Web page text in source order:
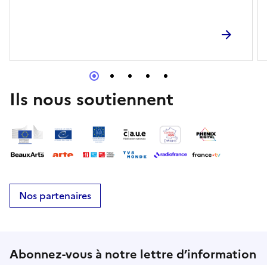
Ils nous soutiennent
Nos partenaires
Abonnez-vous à notre lettre d’information